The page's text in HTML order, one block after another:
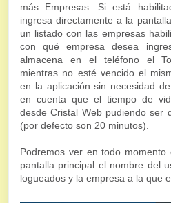
más Empresas. Si está
ingresa directamente a la
un listado con las empresas
con qué empresa desea
almacena en el teléfono el
mientras no esté vencido el
en la aplicación sin necesidad
en cuenta que el tiempo de
desde Cristal Web pudiendo ser
(por defecto son 20 minutos).
Podremos ver en todo
pantalla principal el nombre del
logueados y la empresa a la que